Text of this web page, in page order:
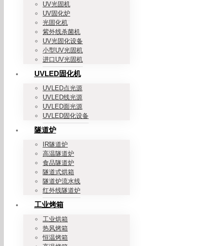
UV光固机
UV固化炉
光固化机
紫外线杀菌机
UV光固化设备
小型UV光固机
进口UV光固机
UVLED固化机
UVLED点光源
UVLED线光源
UVLED面光源
UVLED固化设备
隧道炉
IR隧道炉
高温隧道炉
食品隧道炉
隧道式烘箱
隧道炉流水线
红外线隧道炉
工业烤箱
工业烘箱
热风烤箱
恒温烤箱